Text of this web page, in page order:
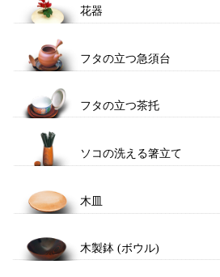
花器
フタの立つ急須台
フタの立つ茶托
ソコの洗える箸立て
木皿
木製鉢 (ボウル)